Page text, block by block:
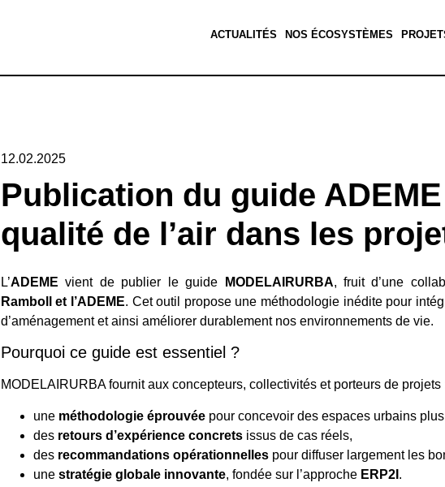
ACTUALITÉS NOS ÉCOSYSTÈMES
12.02.2025
Publication du guide
qualité de l’air dans les
L’ADEME vient de publier le guide MODELAIRURBA, fruit d’une
Ramboll et l’ADEME. Cet outil propose une méthodologie inédite pour
d’aménagement et ainsi améliorer durablement nos environnements de vie.
Pourquoi ce guide est essentiel ?
MODELAIRURBA fournit aux concepteurs, collectivités et porteurs de projets
une méthodologie éprouvéepour concevoir des espaces urbains
des retours d’expérience concretsissus de cas réels,
des recommandations opérationnellespour diffuser largement les
une stratégie globale innovante, fondée sur l’approche ERP2I .